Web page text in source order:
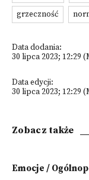
grzeczność
Data dodania:
30 lipca 2023; 12:29
Data edycji:
30 lipca 2023; 12:29
Zobacz także
Emocje /